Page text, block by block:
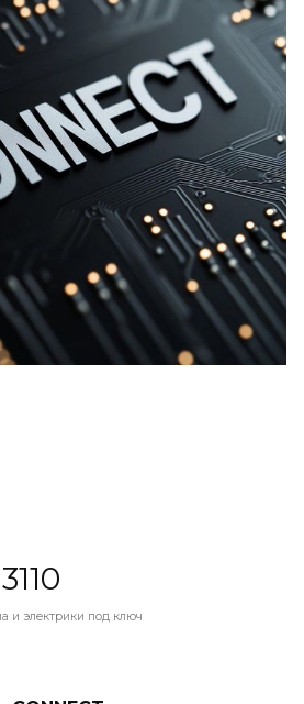
и электрики под ключ